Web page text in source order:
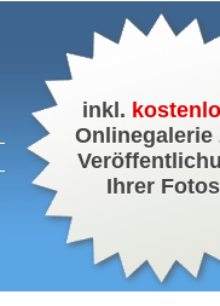
inkl.
Onlinegalerie
Ihrer Fotos